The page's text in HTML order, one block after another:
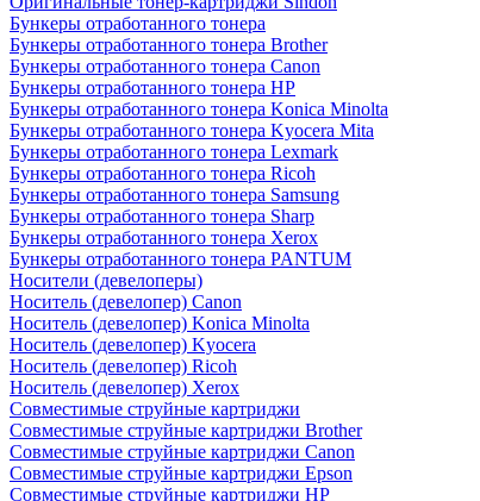
Бункеры отработанного тонера
Бункеры отработанного тонера Brother
Бункеры отработанного тонера Canon
Бункеры отработанного тонера HP
Бункеры отработанного тонера Konica Minolta
Бункеры отработанного тонера Kyocera Mita
Бункеры отработанного тонера Lexmark
Бункеры отработанного тонера Ricoh
Бункеры отработанного тонера Samsung
Бункеры отработанного тонера Sharp
Бункеры отработанного тонера Xerox
Бункеры отработанного тонера PANTUM
Носители (девелоперы)
Носитель (девелопер) Canon
Носитель (девелопер) Konica Minolta
Носитель (девелопер) Kyocera
Носитель (девелопер) Ricoh
Носитель (девелопер) Xerox
Совместимые струйные картриджи
Совместимые струйные картриджи Brother
Совместимые струйные картриджи Canon
Совместимые струйные картриджи Epson
Совместимые струйные картриджи HP